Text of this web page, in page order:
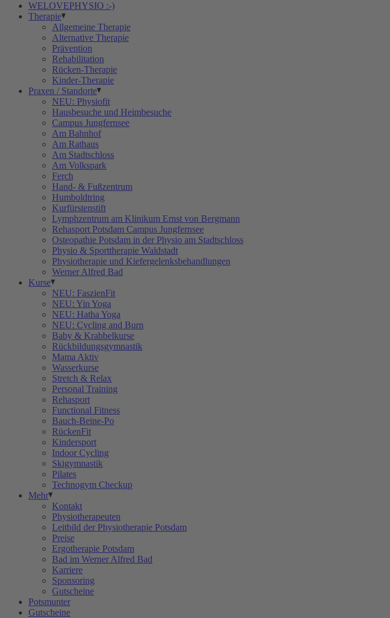
WELOVEPHYSIO :-)
Therapie
Allgemeine Therapie
Alternative Therapie
Prävention
Rehabilitation
Rücken-Therapie
Kinder-Therapie
Praxen / Standorte
NEU: Physiofit
Hausbesuche und Heimbesuche
Campus Jungfernsee
Am Bahnhof
Am Rathaus
Am Stadtschloss
Am Volkspark
Ferch
Hand- & Fußzentrum
Humboldtring
Kurfürstenstift
Lymphzentrum am Klinikum Ernst von Bergmann
Rehasport Potsdam Campus Jungfernsee
Osteopathie Potsdam in der Physio am Stadtschloss
Physio & Sporttherapie Waldstadt
Physiotherapie und Kiefergelenksbehandlungen
Werner Alfred Bad
Kurse
NEU: FaszienFit
NEU: Yin Yoga
NEU: Hatha Yoga
NEU: Cycling and Burn
Baby & Krabbelkurse
Rückbildungsgymnastik
Mama Aktiv
Wasserkurse
Stretch & Relax
Personal Training
Rehasport
Functional Fitness
Bauch-Beine-Po
RückenFit
Kindersport
Indoor Cycling
Skigymnastik
Pilates
Technogym Checkup
Mehr
Kontakt
Physiotherapeuten
Leitbild der Physiotherapie Potsdam
Preise
Ergotherapie Potsdam
Bad im Werner Alfred Bad
Karriere
Sponsoring
Gutscheine
Potsmunter
Gutscheine